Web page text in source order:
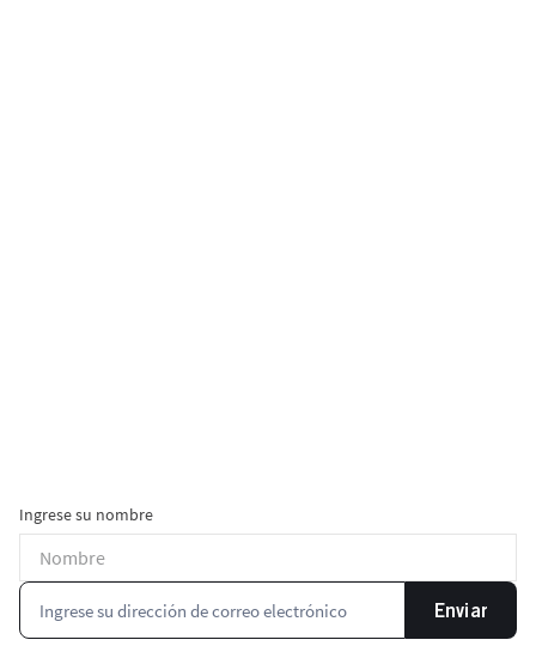
Ingrese su nombre
Enviar